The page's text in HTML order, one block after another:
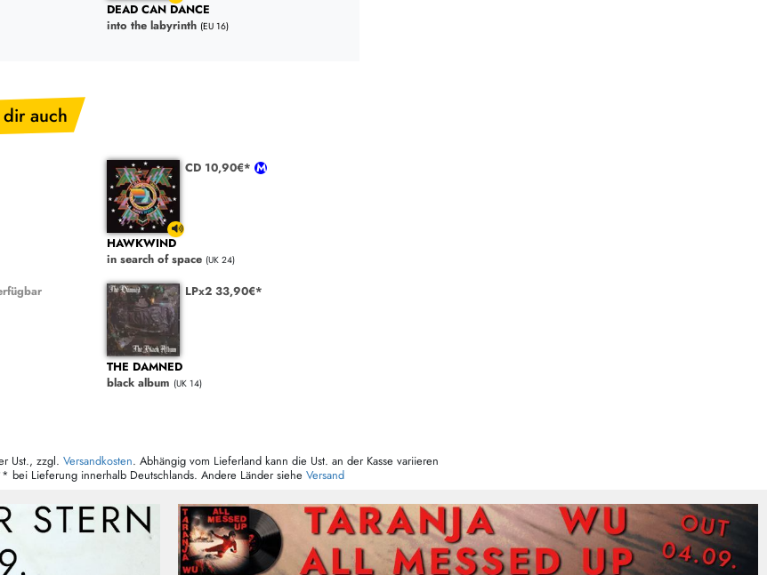
DEAD CAN DANCE
into the labyrinth (EU 16)
auch
CD 10,90€*
HAWKWIND
in search of space (UK 24)
LPx2 33,90€*
THE DAMNED
black album (UK 14)
Ust., zzgl. Versandkosten. Abhängig vom Lieferland kann die Ust. an der Kasse variieren
bei Lieferung innerhalb Deutschlands. Andere Länder siehe Versand